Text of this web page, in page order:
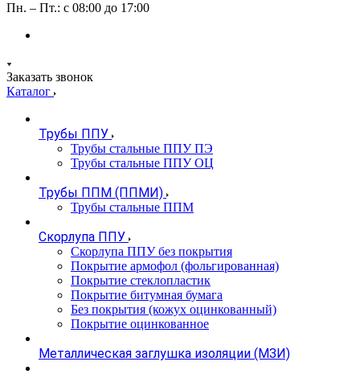
Пн. – Пт.: с 08:00 до 17:00
Заказать звонок
Каталог
Трубы ППУ
Трубы стальные ППУ ПЭ
Трубы стальные ППУ ОЦ
Трубы ППМ (ППМИ)
Трубы стальные ППМ
Скорлупа ППУ
Скорлупа ППУ без покрытия
Покрытие армофол (фольгированная)
Покрытие стеклопластик
Покрытие битумная бумага
Без покрытия (кожух оцинкованный)
Покрытие оцинкованное
Металлическая заглушка изоляции (МЗИ)